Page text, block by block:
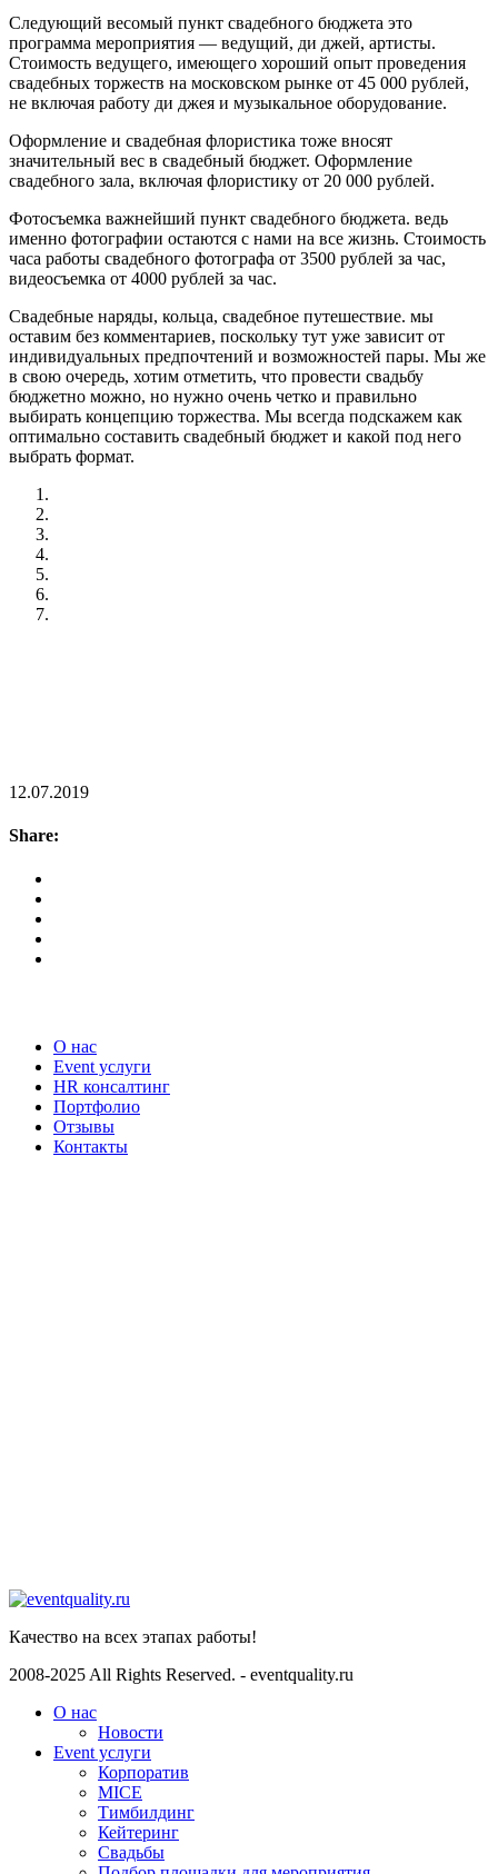
Следующий весомый пункт свадебного бюджета это
программа мероприятия — ведущий, ди джей, артисты.
Стоимость ведущего, имеющего хороший опыт проведения
свадебных торжеств на московском рынке от 45 000 рублей,
не включая работу ди джея и музыкальное оборудование.
Оформление и свадебная флористика тоже вносят
значительный вес в свадебный бюджет. Оформление
свадебного зала, включая флористику от 20 000 рублей.
Фотосъемка важнейший пункт свадебного бюджета. ведь
именно фотографии остаются с нами на все жизнь. Стоимость
часа работы свадебного фотографа от 3500 рублей за час,
видеосъемка от 4000 рублей за час.
Свадебные наряды, кольца, свадебное путешествие. мы
оставим без комментариев, поскольку тут уже зависит от
индивидуальных предпочтений и возможностей пары. Мы же
в свою очередь, хотим отметить, что провести свадьбу
бюджетно можно, но нужно очень четко и правильно
выбирать концепцию торжества. Мы всегда подскажем как
оптимально составить свадебный бюджет и какой под него
выбрать формат.
12.07.2019
Share:
О нас
Event услуги
HR консалтинг
Портфолио
Отзывы
Контакты
Качество на всех этапах работы!
2008-2025 All Rights Reserved. - eventquality.ru
О нас
Новости
Event услуги
Корпоратив
MICE
Тимбилдинг
Кейтеринг
Свадьбы